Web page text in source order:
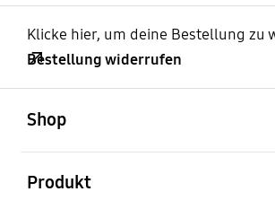
Klicke hier, um deine Bestellung zu
Bestellung widerrufen
Shop
Produkt